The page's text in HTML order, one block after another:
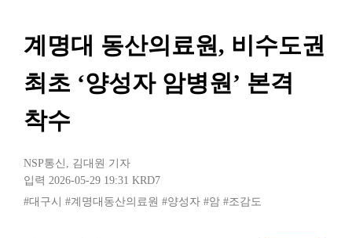
계명대 동산의료원, 비수도권
최초 ‘양성자 암병원’ 본격
착수
NSP통신 , 김대원 기자
입력 2026-05-29 19:31 KRD7
#대구시
#계명대동산의료원 #양성자 #암 #조감도